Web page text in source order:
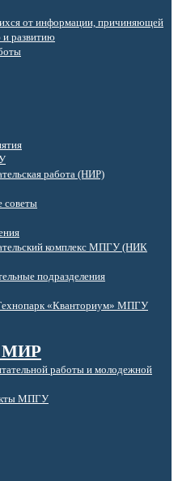
от информации, причиняющей
и развитию
работа (НИР)
советы
комплекс МПГУ (НИК
подразделения
«Кванториум» МПГУ
МИР
работы и молодежной
МПГУ